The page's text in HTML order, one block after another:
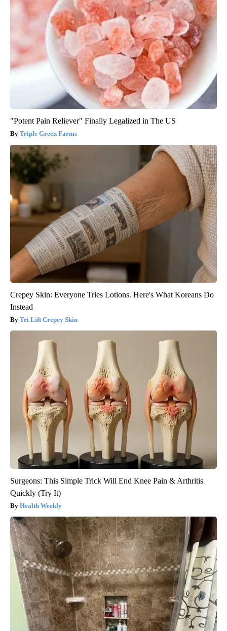
"Potent Pain Reliever" Finally Legalized in The US
Triple Green Farms
Crepey Skin: Everyone Tries Lotions. Here's What Koreans Do
Instead
Tri Lift Crepey Skin
Surgeons: This Simple Trick Will End Knee Pain & Arthritis
Quickly (Try It)
Health Weekly